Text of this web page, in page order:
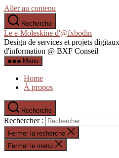
Aller au contenu
Recherche
Le e-Moleskine d'@fxbodin
Design de services et projets
d'information @ BXF Conseil
Menu
Home
À propos
Recherche
Rechercher :
Fermer la recherche
Fermer le menu